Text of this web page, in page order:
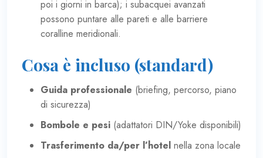
poi i giorni in barca); i subacquei avanzati
possono puntare alle pareti e alle barriere
coralline meridionali.
Cosa è incluso (standard)
Guida professionale (briefing, percorso, piano
di sicurezza)
Bombole e pesi (adattatori DIN/Yoke disponibili)
Trasferimento da/per l’hotel nella zona locale